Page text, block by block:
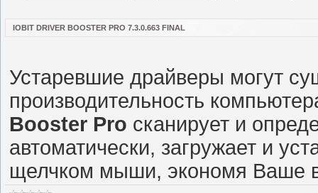
IOBIT DRIVER BOOSTER PRO 7.3.0.663 FINAL
Устаревшие драйверы могут
производительность
Booster Pro сканирует и
автоматически, загружает и
щелчком мыши, экономя Ваше